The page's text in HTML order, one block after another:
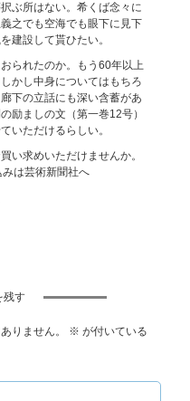
ぶ所はない。希くば念々に
之でも空海でも眼下に見下
建設して貰ひたい。
られたのか。もう60年以上
かし中身についてはもちろ
下の立話にも深い含蓄があ
励ましの文（第一巻12号）
いただけるらしい。
い求めいただけませんか。
は芸術新聞社へ
残す
りません。 ※ が付いている